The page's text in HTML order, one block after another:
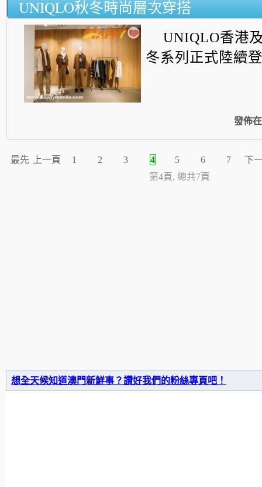
UNIQLO秋冬時尚層次穿搭
UNIQLO香港
冬系列正式陸續
發佈在
最先 上一頁 1 2 3 4 5 6 7
下
第4頁, 總共7頁
想全天候知道澳門新鮮事？讚好我們的粉絲專頁吧！